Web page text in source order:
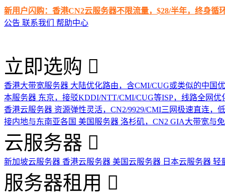
新用户闪购：香港CN2云服务器不限流量，$28/半年，终身循
公告 联系我们 帮助中心
立即选购
香港大带宽服务器 大陆优化路由，含CMI/CUG或类似的中国
本服务器 东京，接驳KDDI/NTT/CMI/CUG等ISP，线路全网优
香港云服务器 资源弹性灵活，CN2/9929/CMI三网极速直连，
接内地与东南亚各国 美国服务器 洛杉矶，CN2 GIA大带宽与
云服务器
新加坡云服务器 香港云服务器 美国云服务器 日本云服务器 轻
服务器租用